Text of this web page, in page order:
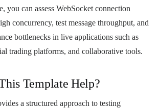
you can assess WebSocket connection
concurrency, test message throughput, and
bottlenecks in live applications such as
trading platforms, and collaborative tools.
Template Help?
a structured approach to testing